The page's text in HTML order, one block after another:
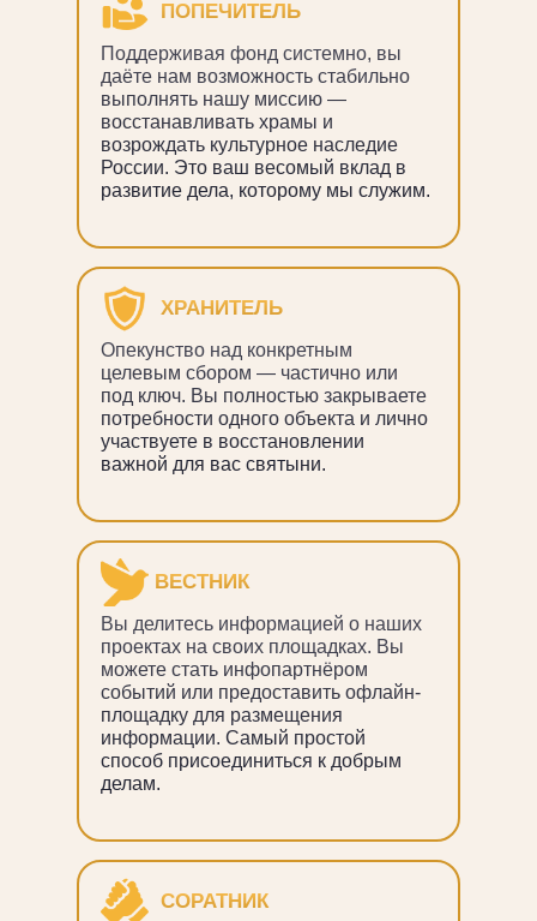
ПОПЕЧИТЕЛЬ
Поддерживая фонд системно, вы
даёте нам возможность стабильно
выполнять нашу миссию —
восстанавливать храмы и
возрождать культурное наследие
России. Это ваш весомый вклад в
развитие дела, которому мы служим.
ХРАНИТЕЛЬ
Опекунство над конкретным
целевым сбором — частично или
под ключ. Вы полностью закрываете
потребности одного объекта и лично
участвуете в восстановлении
важной для вас святыни.
ВЕСТНИК
Вы делитесь информацией о наших
проектах на своих площадках. Вы
можете стать инфопартнёром
событий или предоставить офлайн-
площадку для размещения
информации. Самый простой
способ присоединиться к добрым
делам.
СОРАТНИК